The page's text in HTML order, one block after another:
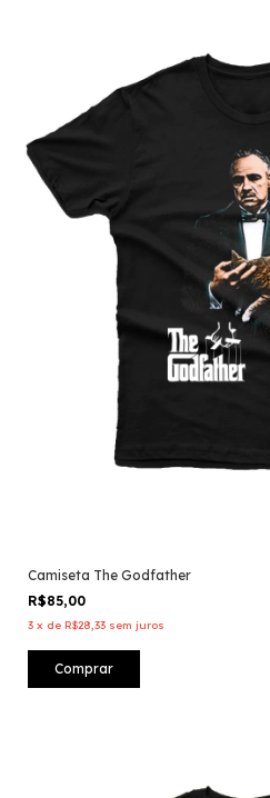
Camiseta The Godfather
R$85,00
3 x de R$28,33 sem juros
Comprar